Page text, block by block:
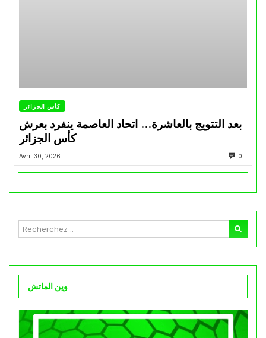
كأس الجزائر
بعد التتويج بالعاشرة… اتحاد العاصمة ينفرد بعرش
كأس الجزائر
Avril 30, 2026 0
وين الماتش